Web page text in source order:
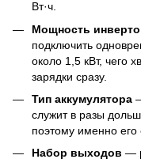
Вт·ч.
Мощность
подключить
около 1,5 кВт, чего
зарядки сразу.
Тип аккумулятора
служит в разы
поэтому именно его
Набор выходов —